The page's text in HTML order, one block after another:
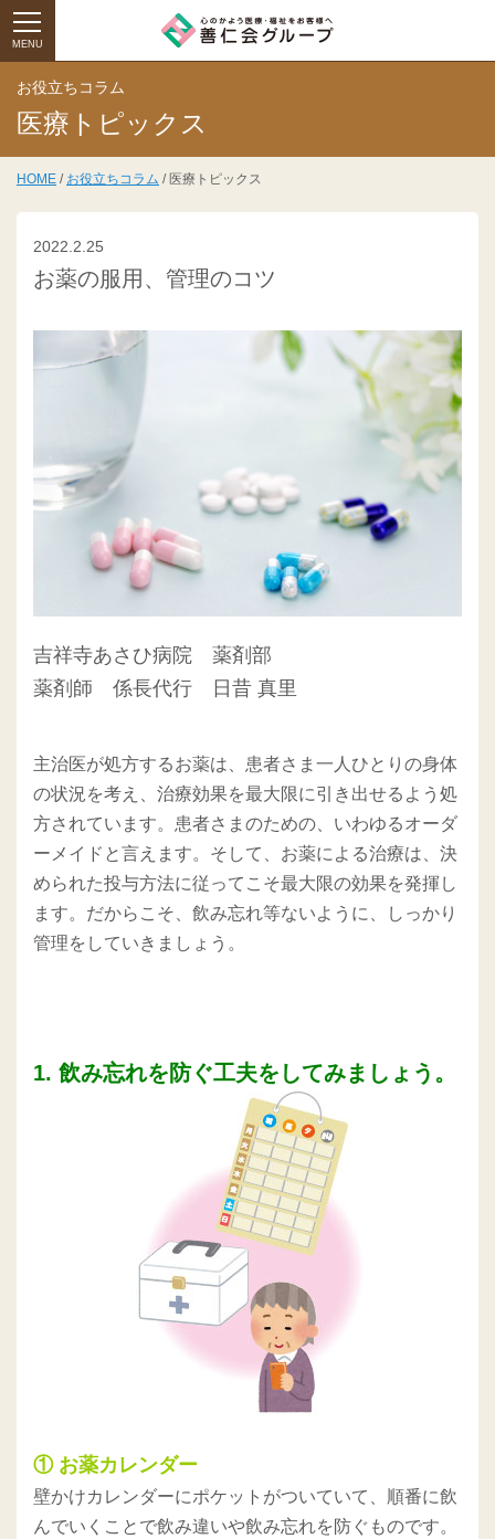
MENU
お役立ちコラム
医療トピックス
HOME / お役立ちコラム / 医療トピックス
2022.2.25
お薬の服用、管理のコツ
吉祥寺あさひ病院 薬剤部
薬剤師 係長代行 日昔 真里
主治医が処方するお薬は、患者さま一人ひとりの身体
の状況を考え、治療効果を最大限に引き出せるよう処
方されています。患者さまのための、いわゆるオーダ
ーメイドと言えます。そして、お薬による治療は、決
められた投与方法に従ってこそ最大限の効果を発揮し
ます。だからこそ、飲み忘れ等ないように、しっかり
管理をしていきましょう。
1. 飲み忘れを防ぐ工夫をしてみましょう。
① お薬カレンダー
壁かけカレンダーにポケットがついていて、順番に飲
んでいくことで飲み違いや飲み忘れを防ぐものです。